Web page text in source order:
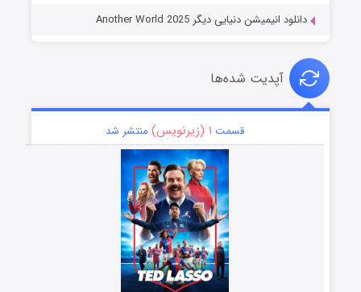
دانلود انیمیشن دنیایی دیگر Another World 2025
آپدیت شده‌ها
قسمت ۱ (زیرنویس) منتشر شد